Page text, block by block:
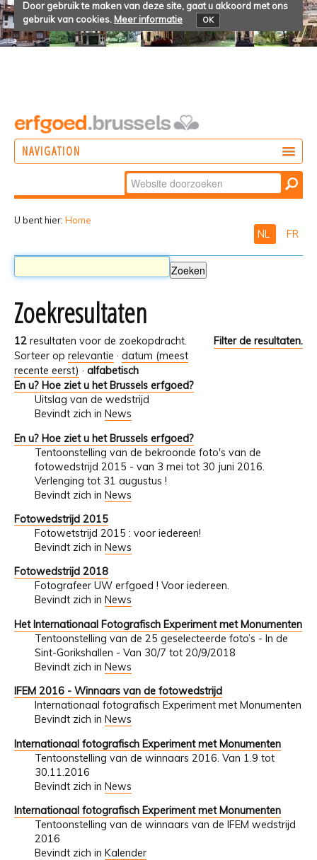
Door gebruik te maken van deze site, gaat u akkoord met ons
gebruik van cookies. Meer informatie OK
NAVIGATION
Zoek
Geavanceerd
U bent hier: Home
NL FR
Zoekresultaten
12 resultaten voor de zoekopdracht.
Filter de resultaten.
Sorteer op relevantie · datum (meest
recente eerst) · alfabetisch
En u? Hoe ziet u het Brussels erfgoed?
Uitslag van de wedstrijd
Bevindt zich in News
En u? Hoe ziet u het Brussels erfgoed?
Tentoonstelling van de bekroonde foto's van de
fotowedstrijd 2015 - van 3 mei tot 30 juni 2016.
Verlenging tot 31 augustus !
Bevindt zich in News
Fotowedstrijd 2015
Fotowetstrijd 2015 : voor iedereen!
Bevindt zich in News
Fotowedstrijd 2018
Fotografeer UW erfgoed ! Voor iedereen.
Bevindt zich in News
Het Internationaal Fotografisch Experiment met Monumenten
Tentoonstelling van de 25 geselecteerde foto’s - In de
Sint-Gorikshallen - Van 30/7 tot 20/9/2018
Bevindt zich in News
IFEM 2016 - Winnaars van de fotowedstrijd
Internationaal fotografisch Experiment met Monumenten
Bevindt zich in News
Internationaal fotografisch Experiment met Monumenten
Tentoonstelling van de winnaars 2016. Van 1.9 tot
30.11.2016
Bevindt zich in News
Internationaal fotografisch Experiment met Monumenten
Tentoonstelling van de winnaars van de IFEM wedstrijd
2016
Bevindt zich in Kalender